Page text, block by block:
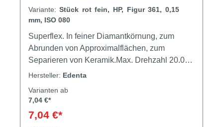
Variante: Stück rot fein, HP, Figur 361, 0,15
mm, ISO 080
Superflex. In feiner Diamantkörnung, zum
Abrunden von Approximalflächen, zum
Separieren von Keramik.Max. Drehzahl 20.000
U/min.Verblend- und Keramiktechnik Inhalt
Hersteller: Edenta
Varianten ab
7,04 €*
7,04 €*